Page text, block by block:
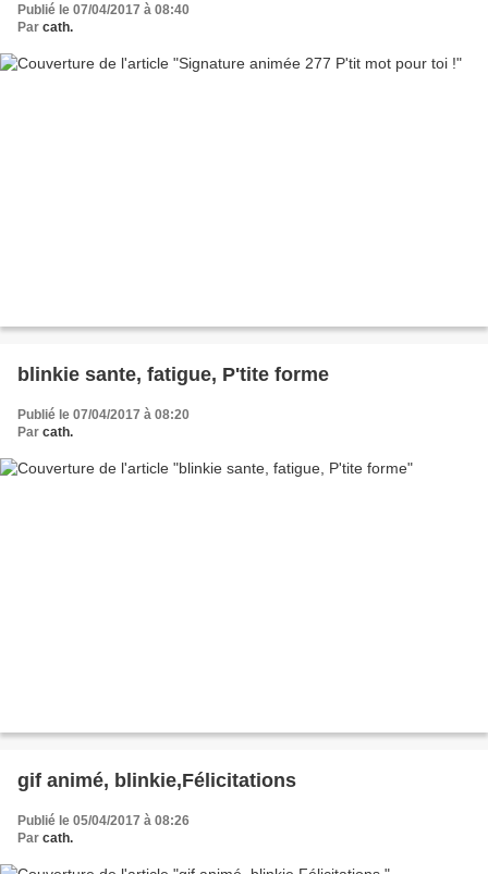
Publié le 07/04/2017 à 08:40
Par cath.
blinkie sante, fatigue, P'tite forme
Publié le 07/04/2017 à 08:20
Par cath.
gif animé, blinkie,Félicitations
Publié le 05/04/2017 à 08:26
Par cath.